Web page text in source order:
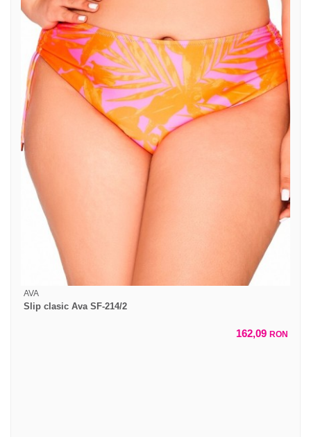
AVA
Slip clasic Ava SF-214/2
162,09 RON